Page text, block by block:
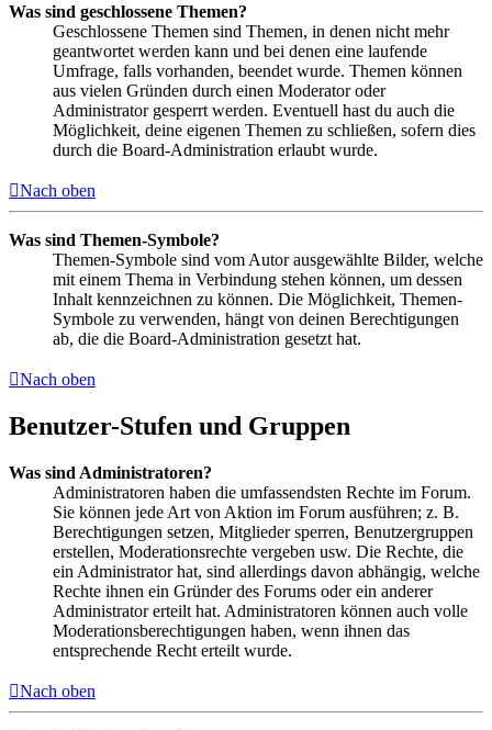
Was sind geschlossene Themen?
Geschlossene Themen sind Themen, in denen nicht mehr
geantwortet werden kann und bei denen eine laufende
Umfrage, falls vorhanden, beendet wurde. Themen können
aus vielen Gründen durch einen Moderator oder
Administrator gesperrt werden. Eventuell hast du auch die
Möglichkeit, deine eigenen Themen zu schließen, sofern dies
durch die Board-Administration erlaubt wurde.
Nach oben
Was sind Themen-Symbole?
Themen-Symbole sind vom Autor ausgewählte Bilder, welche
mit einem Thema in Verbindung stehen können, um dessen
Inhalt kennzeichnen zu können. Die Möglichkeit, Themen-
Symbole zu verwenden, hängt von deinen Berechtigungen
ab, die die Board-Administration gesetzt hat.
Nach oben
Benutzer-Stufen und Gruppen
Was sind Administratoren?
Administratoren haben die umfassendsten Rechte im Forum.
Sie können jede Art von Aktion im Forum ausführen; z. B.
Berechtigungen setzen, Mitglieder sperren, Benutzergruppen
erstellen, Moderationsrechte vergeben usw. Die Rechte, die
ein Administrator hat, sind allerdings davon abhängig, welche
Rechte ihnen ein Gründer des Forums oder ein anderer
Administrator erteilt hat. Administratoren können auch volle
Moderationsberechtigungen haben, wenn ihnen das
entsprechende Recht erteilt wurde.
Nach oben